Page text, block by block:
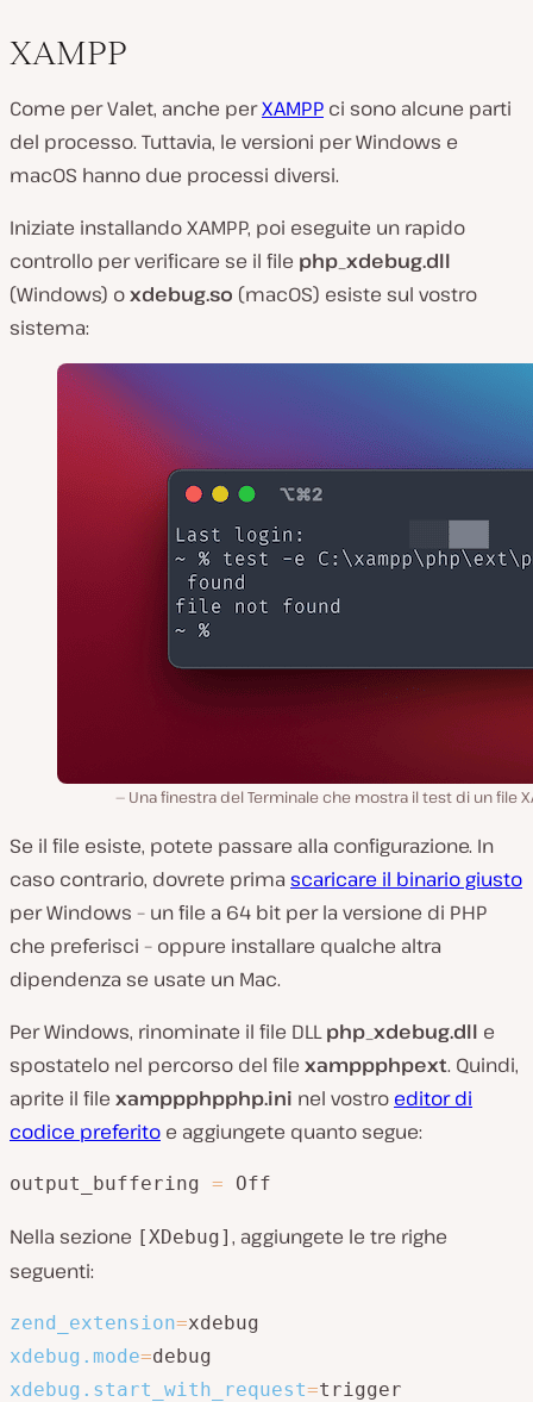
XAMPP
Come per Valet, anche perXAMPP ci sono alcune parti
del processo. Tuttavia, le versioni per Windows e
macOS hanno due processi diversi.
Iniziate installando XAMPP, poi eseguite un rapido
controllo per verificare se il file php_xdebug.dll
(Windows) oxdebug.so (macOS) esiste sul vostro
sistema:
Una finestra del Terminale che mostra il test di un file
Se il file esiste, potete passare alla configurazione. In
caso contrario, dovrete prima scaricare il binario giusto
per Windows – un file a 64 bit per la versione di PHP
che preferisci – oppure installare qualche altra
dipendenza se usate un Mac.
Per Windows, rinominate il file DLLphp_xdebug.dll e
spostatelo nel percorso del file xamppphpext. Quindi,
aprite il file xamppphpphp.ini nel vostro editor di
codice preferito e aggiungete quanto segue:
output_buffering = Off
Nella sezione [XDebug] , aggiungete le tre righe
seguenti:
zend_extension=
xdebug.mode=
xdebug.start_with_request=trigger